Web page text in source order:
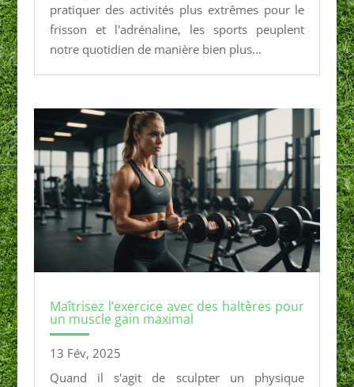
pratiquer des activités plus extrêmes pour le
frisson et l'adrénaline, les sports peuplent
notre quotidien de manière bien plus...
Maîtrisez l’exercice avec des haltères pour
un muscle gain maximal
13 Fév, 2025
Quand il s'agit de sculpter un physique